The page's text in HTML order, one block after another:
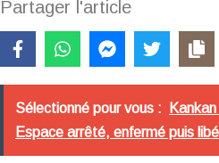
Partager l'article
Sélectionné pour vous :
Espace arrêté, enfermé puis